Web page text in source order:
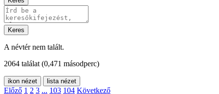
Keres
A névtér nem talált.
2064 találat (0,471 másodperc)
ikon nézet lista nézet
Előző 1 2 3 ... 103 104 Következő